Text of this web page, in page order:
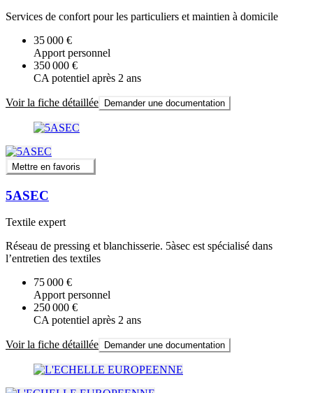
Services de confort pour les particuliers et maintien à domicile
35 000 €
Apport personnel
350 000 €
CA potentiel après 2 ans
Voir la fiche détaillée Demander une documentation
Mettre en favoris
5ASEC
Textile expert
Réseau de pressing et blanchisserie. 5àsec est spécialisé dans
l’entretien des textiles
75 000 €
Apport personnel
250 000 €
CA potentiel après 2 ans
Voir la fiche détaillée Demander une documentation